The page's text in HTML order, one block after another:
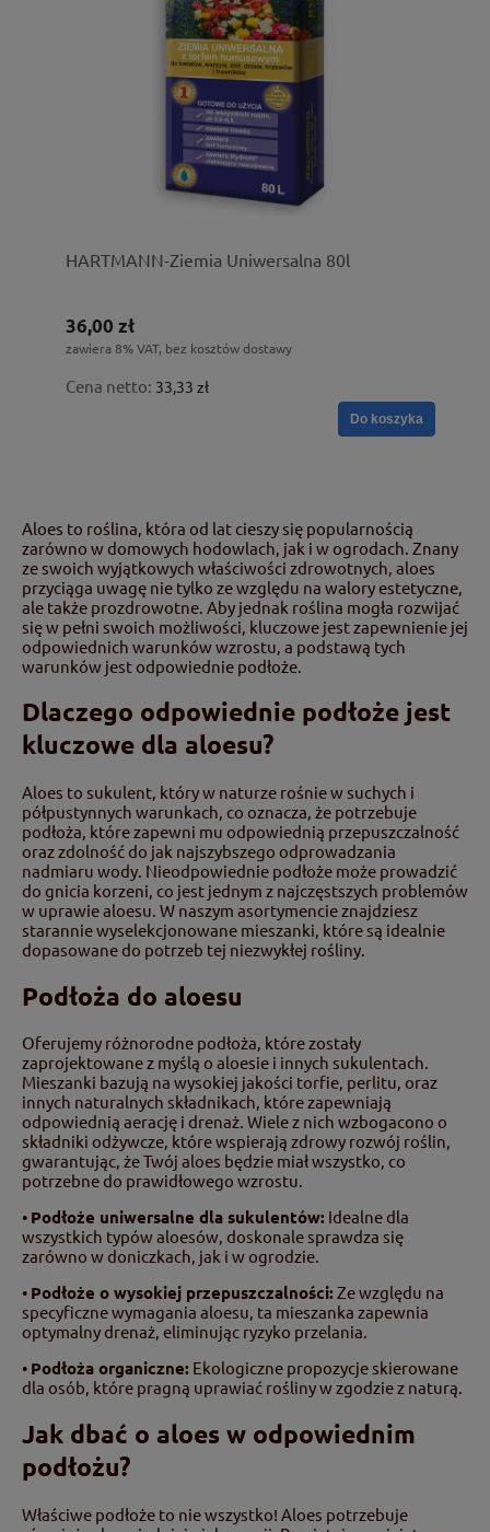
HARTMANN-Ziemia Uniwersalna 80l
36,00 zł
zawiera 8% VAT, bez kosztów dostawy
Cena netto: 33,33 zł
Do koszyka
Aloes to roślina, która od lat cieszy się popularnością
zarówno w domowych hodowlach, jak i w ogrodach. Znany
ze swoich wyjątkowych właściwości zdrowotnych, aloes
przyciąga uwagę nie tylko ze względu na walory estetyczne,
ale także prozdrowotne. Aby jednak roślina mogła rozwijać
się w pełni swoich możliwości, kluczowe jest zapewnienie jej
odpowiednich warunków wzrostu, a podstawą tych
warunków jest odpowiednie podłoże.
Dlaczego odpowiednie podłoże jest
kluczowe dla aloesu?
Aloes to sukulent, który w naturze rośnie w suchych i
półpustynnych warunkach, co oznacza, że potrzebuje
podłoża, które zapewni mu odpowiednią przepuszczalność
oraz zdolność do jak najszybszego odprowadzania
nadmiaru wody. Nieodpowiednie podłoże może prowadzić
do gnicia korzeni, co jest jednym z najczęstszych problemów
w uprawie aloesu. W naszym asortymencie znajdziesz
starannie wyselekcjonowane mieszanki, które są idealnie
dopasowane do potrzeb tej niezwykłej rośliny.
Podłoża do aloesu
Oferujemy różnorodne podłoża, które zostały
zaprojektowane z myślą o aloesie i innych sukulentach.
Mieszanki bazują na wysokiej jakości torfie, perlitu, oraz
innych naturalnych składnikach, które zapewniają
odpowiednią aerację i drenaż. Wiele z nich wzbogacono o
składniki odżywcze, które wspierają zdrowy rozwój roślin,
gwarantując, że Twój aloes będzie miał wszystko, co
potrzebne do prawidłowego wzrostu.
• Podłoże uniwersalne dla sukulentów: Idealne dla
wszystkich typów aloesów, doskonale sprawdza się
zarówno w doniczkach, jak i w ogrodzie.
• Podłoże o wysokiej przepuszczalności:Ze względu na
specyficzne wymagania aloesu, ta mieszanka zapewnia
optymalny drenaż, eliminując ryzyko przelania.
• Podłoża organiczne: Ekologiczne propozycje skierowane
dla osób, które pragną uprawiać rośliny w zgodzie z naturą.
Jak dbać o aloes w odpowiednim
podłożu?
Właściwe podłoże to nie wszystko! Aloes potrzebuje